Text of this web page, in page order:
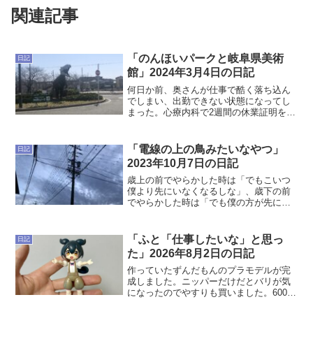
関連記事
日記
「のんほいパークと岐阜県美術
館」2024年3月4日の日記
何日か前、奥さんが仕事で酷く落ち込ん
でしまい、出勤できない状態になってし
まった。心療内科で2週間の休業証明を貰
て戦うのも辞さないつもりだったが、奥
さんが退職するつもりだ...
日記
「電線の上の鳥みたいなやつ」
2023年10月7日の日記
歳上の前でやらかした時は「でもこいつ
僕より先にいなくなるしな」、歳下の前
でやらかした時は「でも僕の方が先にい
でリーフィアを練習してたらウッウが上
手くなったし、ウーラオス...
日記
「ふと「仕事したいな」と思っ
た」2026年8月2日の日記
作っていたずんだもんのプラモデルが完
成しました。ニッパーだけだとバリが気
になったのでやすりも買いました。600円